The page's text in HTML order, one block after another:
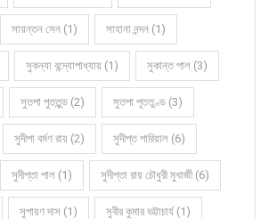
সায়ন্তন সেন (1) সাহানা নন্দন (1)
সুকন্যা বন্দ্যোপাধ্যায় (1) সুকান্ত পাল (3)
সুতপা পুততুন্ড (2) সুতপা পূততুণ্ড (3)
সুদীপা বর্মণ রায় (2) সুদীপ্ত পারিয়াল (6)
সুদীপ্তা পাল (1) সুদীপ্তা রায় চৌধুরী মুখার্জী (6)
সুপায়ণ দাস (1) সুবীর কুমার ভট্টাচার্য (1)